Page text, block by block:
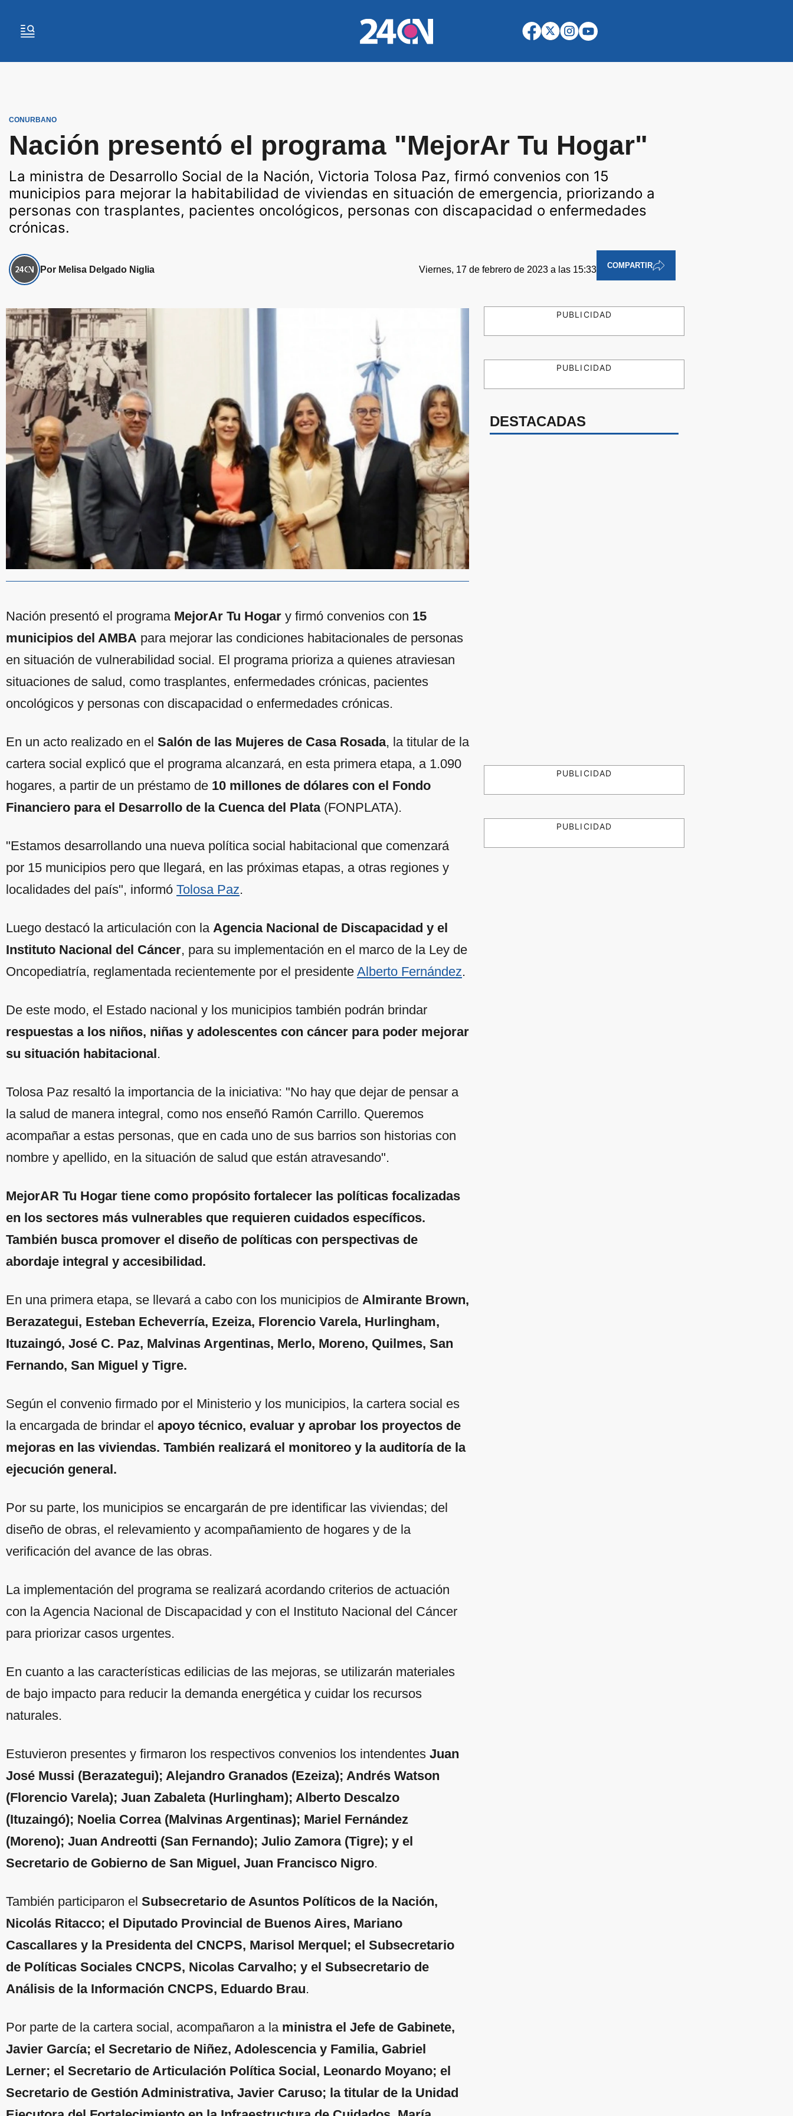
CONURBANO
Nación presentó el programa "MejorAr Tu Hogar"
La ministra de Desarrollo Social de la Nación, Victoria Tolosa Paz, firmó convenios con 15
municipios para mejorar la habitabilidad de viviendas en situación de emergencia, priorizando a
personas con trasplantes, pacientes oncológicos, personas con discapacidad o enfermedades
crónicas.
Por Melisa Delgado Niglia Viernes, 17 de febrero de 2023 a las 15:33 COMPARTIR
Nación presentó el programa MejorAr Tu Hogar y firmó convenios con 15
municipios del AMBA para mejorar las condiciones habitacionales de personas
en situación de vulnerabilidad social. El programa prioriza a quienes atraviesan
situaciones de salud, como trasplantes, enfermedades crónicas, pacientes
oncológicos y personas con discapacidad o enfermedades crónicas.
En un acto realizado en el Salón de las Mujeres de Casa Rosada, la titular de la
cartera social explicó que el programa alcanzará, en esta primera etapa, a 1.090
hogares, a partir de un préstamo de 10 millones de dólares con el Fondo
Financiero para el Desarrollo de la Cuenca del Plata(FONPLATA).
"Estamos desarrollando una nueva política social habitacional que comenzará
por 15 municipios pero que llegará, en las próximas etapas, a otras regiones y
localidades del país", informó Tolosa Paz.
Luego destacó la articulación con la Agencia Nacional de Discapacidad y el
Instituto Nacional del Cáncer, para su implementación en el marco de la Ley de
Oncopediatría, reglamentada recientemente por el presidente Alberto Fernández.
De este modo, el Estado nacional y los municipios también podrán brindar
respuestas a los niños, niñas y adolescentes con cáncer para poder mejorar
su situación habitacional.
Tolosa Paz resaltó la importancia de la iniciativa: "No hay que dejar de pensar a
la salud de manera integral, como nos enseñó Ramón Carrillo. Queremos
acompañar a estas personas, que en cada uno de sus barrios son historias con
nombre y apellido, en la situación de salud que están atravesando".
MejorAR Tu Hogar tiene como propósito fortalecer las políticas focalizadas
en los sectores más vulnerables que requieren cuidados específicos.
También busca promover el diseño de políticas con perspectivas de
abordaje integral y accesibilidad.
En una primera etapa, se llevará a cabo con los municipios de Almirante Brown,
Berazategui, Esteban Echeverría, Ezeiza, Florencio Varela, Hurlingham,
Ituzaingó, José C. Paz, Malvinas Argentinas, Merlo, Moreno, Quilmes, San
Fernando, San Miguel y Tigre.
Según el convenio firmado por el Ministerio y los municipios, la cartera social es
la encargada de brindar el apoyo técnico, evaluar y aprobar los proyectos de
mejoras en las viviendas. También realizará el monitoreo y la auditoría de la
ejecución general.
Por su parte, los municipios se encargarán de pre identificar las viviendas; del
diseño de obras, el relevamiento y acompañamiento de hogares y de la
verificación del avance de las obras.
La implementación del programa se realizará acordando criterios de actuación
con la Agencia Nacional de Discapacidad y con el Instituto Nacional del Cáncer
para priorizar casos urgentes.
En cuanto a las características edilicias de las mejoras, se utilizarán materiales
de bajo impacto para reducir la demanda energética y cuidar los recursos
naturales.
Estuvieron presentes y firmaron los respectivos convenios los intendentes Juan
José Mussi (Berazategui); Alejandro Granados (Ezeiza); Andrés Watson
(Florencio Varela); Juan Zabaleta (Hurlingham); Alberto Descalzo
(Ituzaingó); Noelia Correa (Malvinas Argentinas); Mariel Fernández
(Moreno); Juan Andreotti (San Fernando); Julio Zamora (Tigre); y el
Secretario de Gobierno de San Miguel, Juan Francisco Nigro.
También participaron el Subsecretario de Asuntos Políticos de la Nación,
Nicolás Ritacco; el Diputado Provincial de Buenos Aires, Mariano
Cascallares y la Presidenta del CNCPS, Marisol Merquel; el Subsecretario
de Políticas Sociales CNCPS, Nicolas Carvalho; y el Subsecretario de
Análisis de la Información CNCPS, Eduardo Brau.
Por parte de la cartera social, acompañaron a la ministra el Jefe de Gabinete,
Javier García; el Secretario de Niñez, Adolescencia y Familia, Gabriel
Lerner; el Secretario de Articulación Política Social, Leonardo Moyano; el
Secretario de Gestión Administrativa, Javier Caruso; la titular de la Unidad
PUBLICIDAD
PUBLICIDAD
DESTACADAS
PUBLICIDAD
PUBLICIDAD